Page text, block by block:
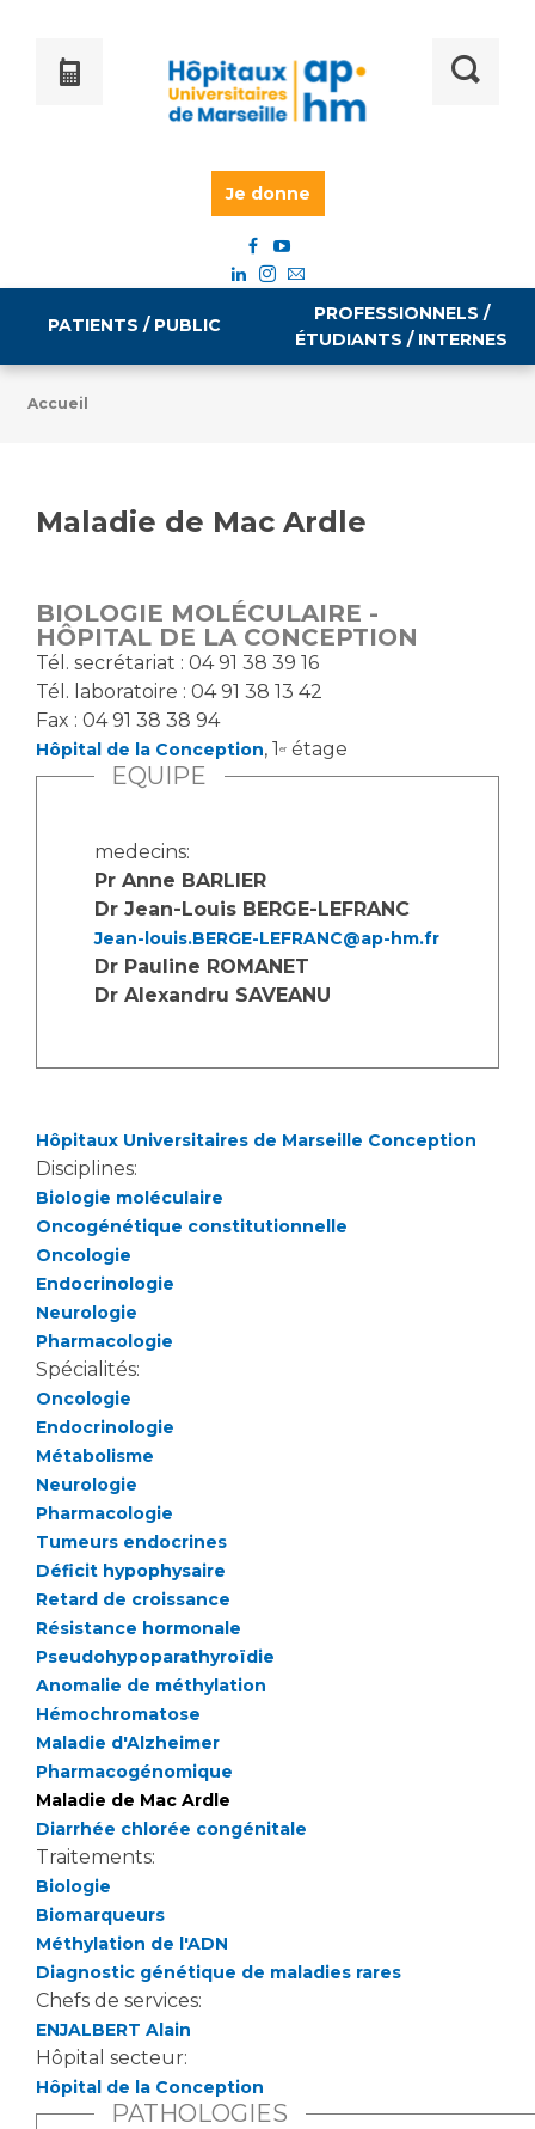
Je donne
PATIENTS / PUBLIC
Tarifs
Vous allez être hospitalisé(e)
Vous avez un examen d'imagerie ou de radiologie
à réaliser
Vous avez une analyse à réaliser
Vous venez en consultation
myaphm, votre espace santé en ligne
Infos COVID-19
Vivre ensemble à l'hôpital
Culture à l'hôpital
Laïcité et cultes
Vos droits, vos devoirs
Handicap
Handi 13
Pôle Médecine Physique et Réadaptation
Accueil sourds et malentendants
Charte Romain Jacob
Mouvement Parcours Handicap 13
Activité physique
Cancer
Médecine nucléaire
Maladies rares
Maternité Hôpital Nord
Vos représentants
La Commission Des Usagers (CDU)
Les Comités Locaux des Usagers
PROFESSIONNELS /
ÉTUDIANTS / INTERNES
Emploi / formation
Emplois administratifs
Emplois médicaux
Espace Formation
Étudiants hospitaliers
Emplois techniques et médico-techniques
Emplois divers
Statuts
Stages paramédicaux
Chercheurs
Écoles et Instituts de Formation
Plateforme des internes
Professionnels de santé
Adresser un patient
Réseaux de soins
Adresser un examen au Laboratoire de Biologie
Médicale
Radiologie / Imagerie
Cancérologie
Les pôles d'activité médicale
Anatomie et Cytologie Pathologiques
Adresser un examen au Laboratoire d'Infectiologie
Centres de référence Maladies Rares
Plateforme d'Expertise Maladies Rares
Presse / Multimédia
Communiqués de presse
Dossiers de presse
Médiathèque
Fournisseurs
Rôles et missions
Accueil
Maladie de Mac Ardle
BIOLOGIE MOLÉCULAIRE -
HÔPITAL DE LA CONCEPTION
Tél. secrétariat : 04 91 38 39 16
Tél. laboratoire : 04 91 38 13 42
Fax : 04 91 38 38 94
Hôpital de la Conception, 1 er étage
EQUIPE
medecins:
Pr Anne BARLIER
Dr Jean-Louis BERGE-LEFRANC
Jean-louis.BERGE-LEFRANC@ap-hm.fr
Dr Pauline ROMANET
Dr Alexandru SAVEANU
Hôpitaux Universitaires de Marseille Conception
Disciplines:
Biologie moléculaire
Oncogénétique constitutionnelle
Oncologie
Endocrinologie
Neurologie
Pharmacologie
Spécialités:
Oncologie
Endocrinologie
Métabolisme
Neurologie
Pharmacologie
Tumeurs endocrines
Déficit hypophysaire
Retard de croissance
Résistance hormonale
Pseudohypoparathyroïdie
Anomalie de méthylation
Hémochromatose
Maladie d'Alzheimer
Pharmacogénomique
Maladie de Mac Ardle
Diarrhée chlorée congénitale
Traitements:
Biologie
Biomarqueurs
Méthylation de l'ADN
Diagnostic génétique de maladies rares
Chefs de services:
ENJALBERT Alain
Hôpital secteur:
Hôpital de la Conception
PATHOLOGIES